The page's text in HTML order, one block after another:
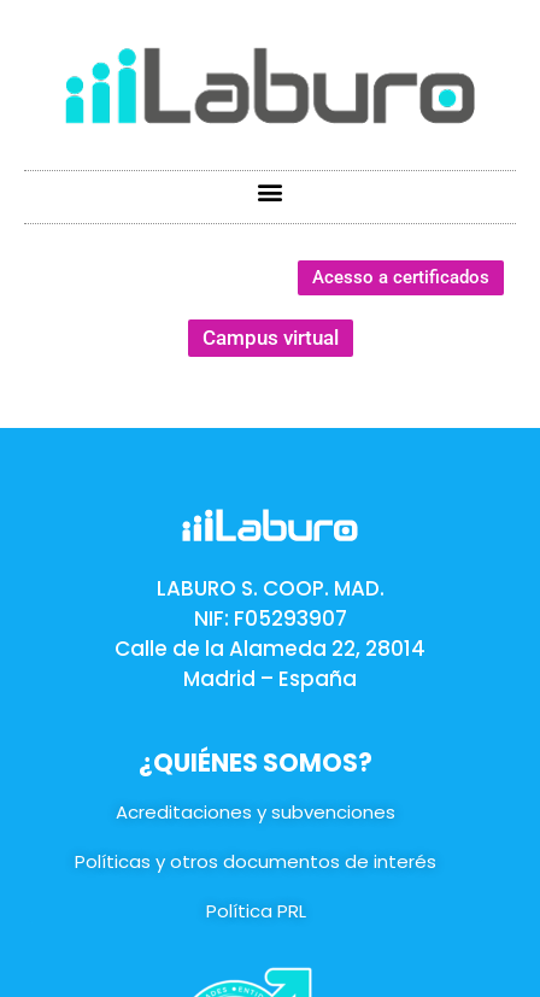
Acesso a certificados
Campus virtual
LABURO S. COOP. MAD.
NIF: F05293907
Calle de la Alameda 22, 28014
Madrid – España
¿QUIÉNES SOMOS?
Acreditaciones y subvenciones
Políticas y otros documentos de interés
Política PRL